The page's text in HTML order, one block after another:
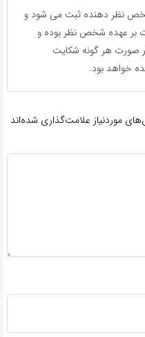
نظر دهنده ثبت می شود و
بر عهده شخص نظر بوده و
صورت هر گونه شکایت
خواهد بود.
موردنیاز علامت‌گذاری شده‌اند